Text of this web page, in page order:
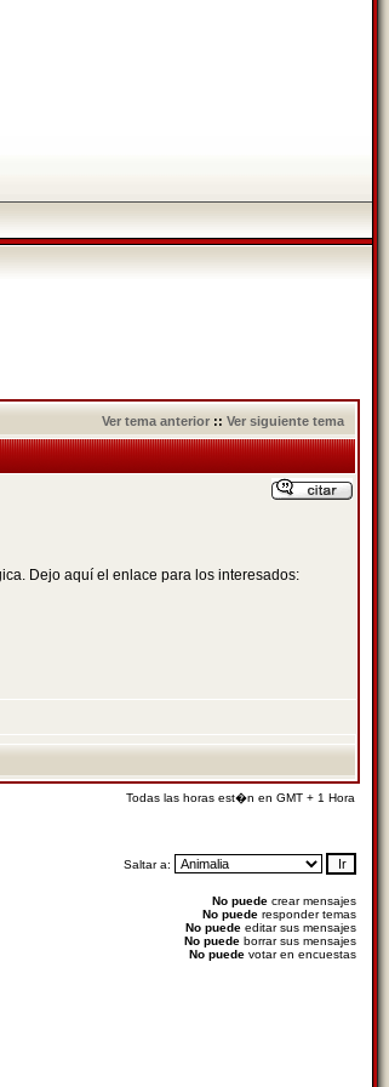
Ver tema anterior :: Ver siguiente tema
Dejo aquí el enlace para los interesados:
Todas las horas est�n en GMT + 1 Hora
Saltar a:
No puede crear mensajes
No puede responder temas
No puede editar sus mensajes
No puede borrar sus mensajes
No puede votar en encuestas